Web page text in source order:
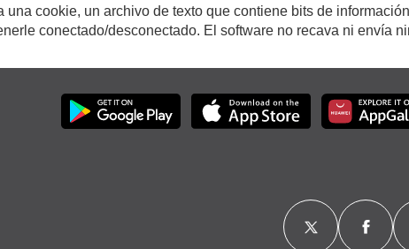
cookie, un archivo de texto que contiene bits de
conectado/desconectado. El software no recava ni envía